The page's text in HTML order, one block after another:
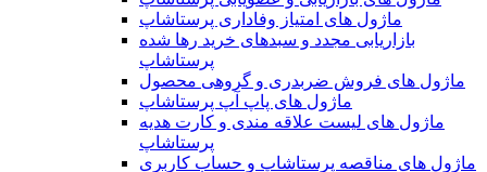
ماژول های امتیاز وفاداری پرستاشاپ
بازاریابی مجدد و سبدهای خرید رها شده
پرستاشاپ
ماژول های فروش ضربدری و گروهی محصول
ماژول های پاپ آپ پرستاشاپ
ماژول های لیست علاقه مندی و کارت هدیه
پرستاشاپ
ماژول های مناقصه پرستاشاپ و حساب کاربری